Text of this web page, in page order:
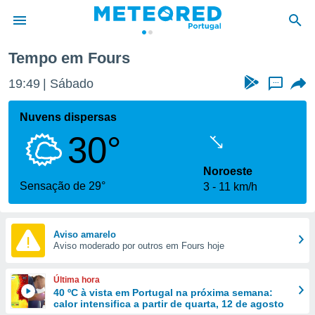
da
foi
fornecidas
a este
das
e
forma
digital
Tempo em Fours
19:49 Sábado ...
Nuvens dispersas
30°
Sensação de 29°
Noroeste
3
11 km/h
Aviso amarelo
Aviso moderado por outros em Fours hoje
Última hora
40 ºC à vista em Portugal na próxima semana:
calor intensifica a partir de quarta, 12 de agosto